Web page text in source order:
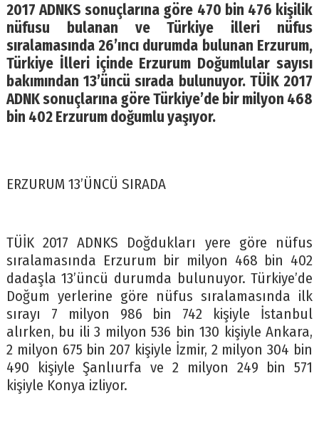
2017 ADNKS sonuçlarına göre 470 bin 476 kişilik
nüfusu bulanan ve Türkiye illeri nüfus
sıralamasında 26’ıncı durumda bulunan Erzurum,
Türkiye İlleri içinde Erzurum Doğumlular sayısı
bakımından 13’üncü sırada bulunuyor. TÜİK 2017
ADNK sonuçlarına göre Türkiye’de bir milyon 468
bin 402 Erzurum doğumlu yaşıyor.
ERZURUM 13’ÜNCÜ SIRADA
TÜİK 2017 ADNKS Doğdukları yere göre nüfus
sıralamasında Erzurum bir milyon 468 bin 402
dadaşla 13’üncü durumda bulunuyor. Türkiye’de
Doğum yerlerine göre nüfus sıralamasında ilk
sırayı 7 milyon 986 bin 742 kişiyle İstanbul
alırken, bu ili 3 milyon 536 bin 130 kişiyle Ankara,
2 milyon 675 bin 207 kişiyle İzmir, 2 milyon 304 bin
490 kişiyle Şanlıurfa ve 2 milyon 249 bin 571
kişiyle Konya izliyor.